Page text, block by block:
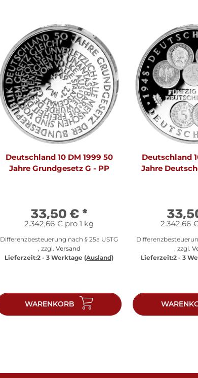
Deutschland 10 DM 1999 50
Jahre Grundgesetz G - PP
33,50 € *
2.342,66 € pro 1 kg
Differenzbesteuerung nach § 25a USTG
, zzgl. Versand
Lieferzeit:2 - 3 Werktage (Ausland)
WARENKORB
Deutschland
Jahre
2.342,66
, zzgl.
Lieferzeit:2 - 3